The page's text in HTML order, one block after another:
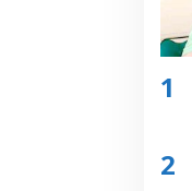
1
2